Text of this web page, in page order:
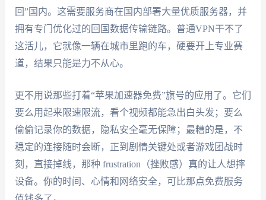
回”国内。这需要服务商在国内部署大量优质服务器，并
拥有专门优化过的回国数据传输链路。普通VPN干不了
这活儿，它就像一辆在城市里跑的车，硬要开上专业赛
道，结果只能是力不从心。
更不用说那些打着“苹果加速器免费”旗号的应用了。它们
要么用起来限速限流，看个视频都能急出白头发；要么
偷偷记录你的数据，隐私安全毫无保障；最糟的是，不
稳定的连接随时会断，正到剧情关键处或者游戏团战时
刻，直接掉线，那种 frustration（挫败感）真的让人想摔
设备。你的时间、心情和网络安全，可比那点免费服务